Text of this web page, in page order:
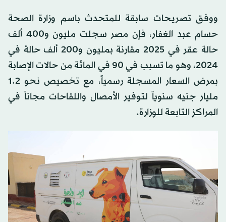
ووفق تصريحات سابقة للمتحدث باسم وزارة الصحة
حسام عبد الغفار، فإن مصر سجلت مليون و400 ألف
حالة عقر في 2025 مقارنة بمليون و200 ألف حالة في
2024، وهو ما تسبب في 90 في المائة من حالات الإصابة
بمرض السعار المسجلة رسمياً، مع تخصيص نحو 1.2
مليار جنيه سنوياً لتوفير الأمصال واللقاحات مجاناً في
المراكز التابعة للوزارة.